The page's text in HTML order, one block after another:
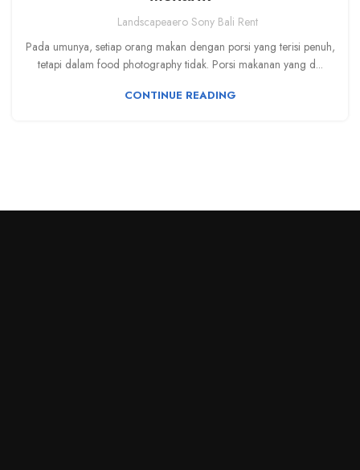
Landscapeaero Sony Bali Rent
Pada umunya, setiap orang makan dengan porsi yang terisi penuh,
tetapi dalam food photography tidak. Porsi makanan yang d...
CONTINUE READING